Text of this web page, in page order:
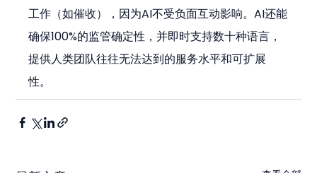
工作（如催收），因为AI不受负面互动影响。AI还能
确保100%的监管确定性，并即时支持数十种语言，
提供人类团队往往无法达到的服务水平和可扩展
性。